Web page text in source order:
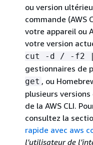
ou version
commande (AWS
votre appareil ou
votre version
cut -d / -f2
gestionnaires de
get , ou
plusieurs
de la AWS CLI.
consultez la
rapide avec aws
l'utilisateur de